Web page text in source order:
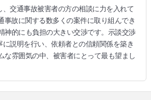
交通事故被害者の方の相談に力を入れて
故に関する数多くの案件に取り組んでき
神的にも負担の大きい交渉です。示談交渉
説明を行い、依頼者との信頼関係を築き
雰囲気の中、被害者にとって最も望まし